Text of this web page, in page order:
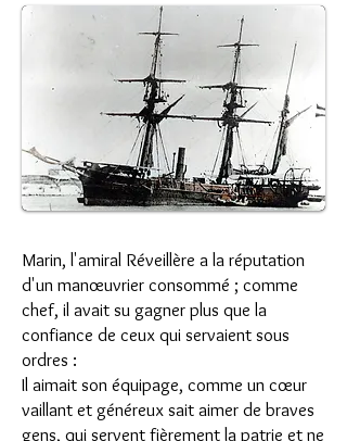
Marin, l'amiral Réveillère a la réputation
d'un manœuvrier consommé ; comme
chef, il avait su gagner plus que la
confiance de ceux qui servaient sous
ordres :
Il aimait son équipage, comme un cœur
vaillant et généreux sait aimer de braves
gens, qui servent fièrement la patrie et ne